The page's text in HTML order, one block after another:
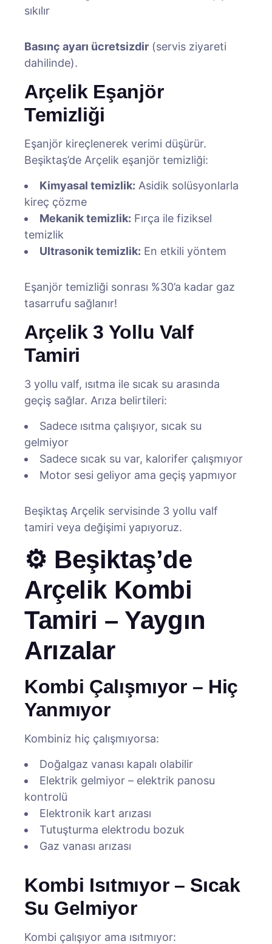
sıkılır
Basınç ayarı ücretsizdir (servis ziyareti
dahilinde).
Arçelik Eşanjör
Temizliği
Eşanjör kireçlenerek verimi düşürür.
Beşiktaş’de Arçelik eşanjör temizliği:
Kimyasal temizlik: Asidik solüsyonlarla
kireç çözme
Mekanik temizlik: Fırça ile fiziksel
temizlik
Ultrasonik temizlik: En etkili yöntem
Eşanjör temizliği sonrası %30’a kadar gaz
tasarrufu sağlanır!
Arçelik 3 Yollu Valf
Tamiri
3 yollu valf, ısıtma ile sıcak su arasında
geçiş sağlar. Arıza belirtileri:
Sadece ısıtma çalışıyor, sıcak su
gelmiyor
Sadece sıcak su var, kalorifer çalışmıyor
Motor sesi geliyor ama geçiş yapmıyor
Beşiktaş Arçelik servisinde 3 yollu valf
tamiri veya değişimi yapıyoruz.
⚙️ Beşiktaş’de
Arçelik Kombi
Tamiri – Yaygın
Arızalar
Kombi Çalışmıyor – Hiç
Yanmıyor
Kombiniz hiç çalışmıyorsa:
Doğalgaz vanası kapalı olabilir
Elektrik gelmiyor – elektrik panosu
kontrolü
Elektronik kart arızası
Tutuşturma elektrodu bozuk
Gaz vanası arızası
Kombi Isıtmıyor – Sıcak
Su Gelmiyor
Kombi çalışıyor ama ısıtmıyor: